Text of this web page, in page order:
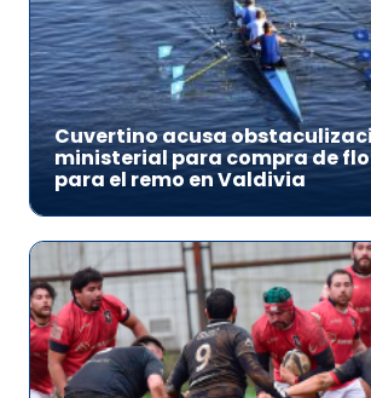
Cuvertino acusa
ministerial para compra de
para el remo en Valdivia